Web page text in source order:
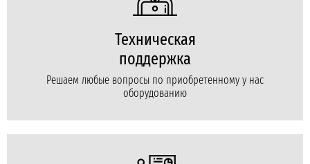
Техническая
поддержка
Решаем любые вопросы по приобретенному у нас
оборудованию